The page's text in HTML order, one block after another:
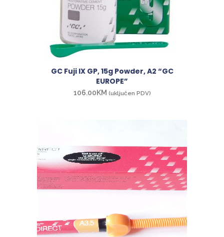
GC Fuji IX GP, 15g Powder, A2 “GC
EUROPE”
106.00KM (uključen PDV)